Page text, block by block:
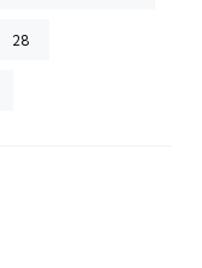
28